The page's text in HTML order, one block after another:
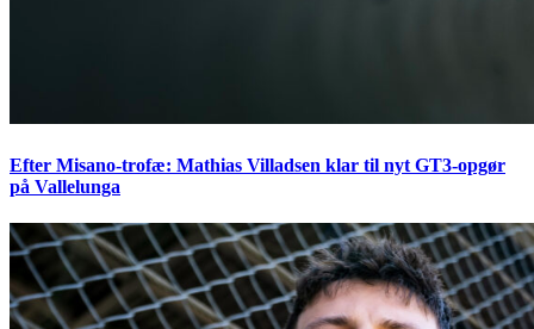
Efter Misano-trofæ: Mathias Villadsen klar til nyt GT3-opgør
på Vallelunga